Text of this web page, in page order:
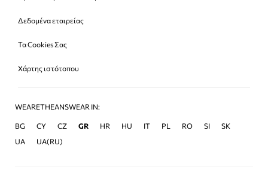
Δεδομένα εταιρείας
Τα Cookies Σας
Χάρτης ιστότοπου
WEARETHEANSWEAR IN:
BG CY CZ GR HR HU IT PL RO SI
SK
UA
UA(RU)